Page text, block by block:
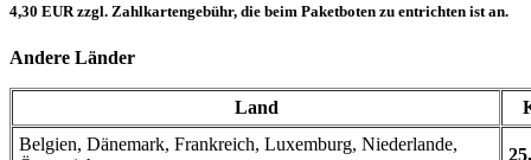
4,30 EUR zzgl. Zahlkartengebühr, die beim Paketboten zu entrichten ist an.
Andere Länder
Land
Belgien, Dänemark, Frankreich, Luxemburg, Niederlande,